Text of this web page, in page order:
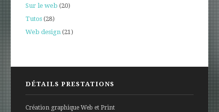
Sur le web (20)
Tutos (28)
Web design (21)
DÉTAILS PRESTATIONS
Création graphique Web et Print